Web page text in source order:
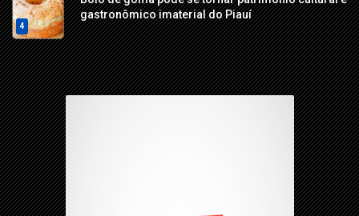
4
gastronômico imaterial do Piauí